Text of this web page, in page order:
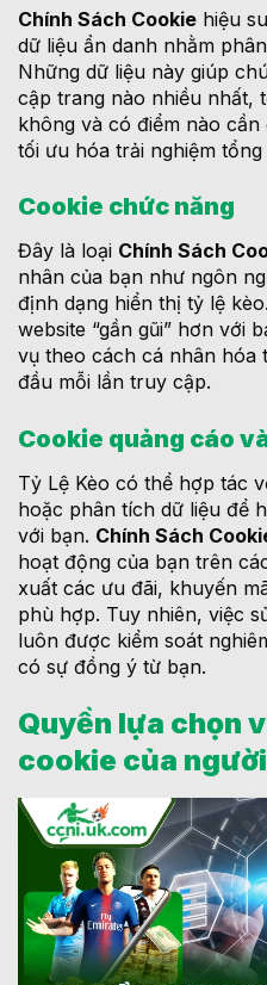
Chính Sách Cookie hiệu
dữ liệu ẩn danh nhằm
Những dữ liệu này giúp
cập trang nào nhiều nhất,
không và có điểm nào
tối ưu hóa trải nghiệm
Cookie chức năng
Đây là loại Chính Sách
nhân của bạn như ngôn
định dạng hiển thị tỷ lệ
website “gần gũi” hơn với
vụ theo cách cá nhân hóa
đầu mỗi lần truy cập.
Cookie quảng cáo
Tỷ Lệ Kèo có thể hợp tác
hoặc phân tích dữ liệu để
với bạn. Chính Sách
hoạt động của bạn trên
xuất các ưu đãi, khuyến
phù hợp. Tuy nhiên, việc
luôn được kiểm soát
có sự đồng ý từ bạn.
Quyền lựa chọn
cookie của